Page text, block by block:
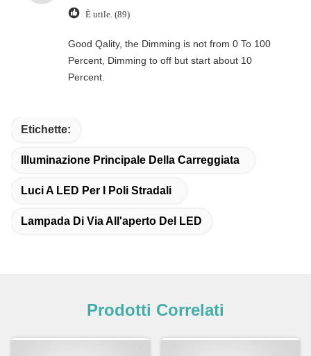
È utile. (89)
Good Qality, the Dimming is not from 0 To 100
Percent, Dimming to off but start about 10
Percent.
Etichette:
Illuminazione Principale Della Carreggiata
Luci A LED Per I Poli Stradali
Lampada Di Via All'aperto Del LED
Prodotti Correlati